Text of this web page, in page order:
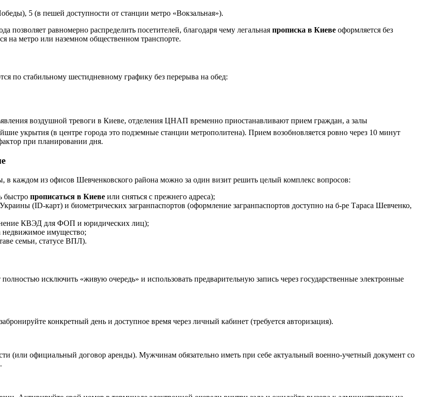
5 (в пешей доступности от станции метро «Вокзальная»).
позволяет равномерно распределить посетителей, благодаря чему легальная прописка в Киеве оформляется без
на метро или наземном общественном транспорте.
по стабильному шестидневному графику без перерыва на обед:
воздушной тревоги в Киеве, отделения ЦНАП временно приостанавливают прием граждан, а залы
укрытия (в центре города это подземные станции метрополитена). Прием возобновляется ровно через 10 минут
при планировании дня.
каждом из офисов Шевченковского района можно за один визит решить целый комплекс вопросов:
быстро прописаться в Киеве или сняться с прежнего адреса);
(ID-карт) и биометрических загранпаспортов (оформление загранпаспортов доступно на б-ре Тараса Шевченко,
КВЭД для ФОП и юридических лиц);
недвижимое имущество;
семьи, статусе ВПЛ).
исключить «живую очередь» и использовать предварительную запись через государственные электронные
конкретный день и доступное время через личный кабинет (требуется авторизация).
(или официальный договор аренды). Мужчинам обязательно иметь при себе актуальный военно-учетный документ со